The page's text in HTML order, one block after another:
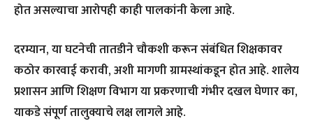
होत असल्याचा आरोपही काही पालकांनी केला आहे.
दरम्यान, या घटनेची तातडीने चौकशी करून संबंधित शिक्षकावर
कठोर कारवाई करावी, अशी मागणी ग्रामस्थांकडून होत आहे. शालेय
प्रशासन आणि शिक्षण विभाग या प्रकरणाची गंभीर दखल घेणार का,
याकडे संपूर्ण तालुक्याचे लक्ष लागले आहे.